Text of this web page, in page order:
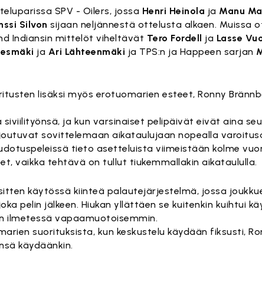
SPV - Oilers, jossa Henri Heinola ja Manu
Silvon sijaan neljännestä ottelusta alkaen. Muissa
Indiansin mittelöt viheltävät Tero Fordell ja Lasse
ja Ari Lähteenmäki ja TPS:n ja Happeen sarjan
lisäksi myös erotuomarien esteet, Ronny
ja kun varsinaiset pelipäivät eivät aina
sovittelemaan aikataulujaan nopealla
tieto asetteluista viimeistään kolme
vaikka tehtävä on tullut tiukemmallakin aikataululla.
käytössä kiinteä palautejärjestelmä, jossa
pelin jälkeen. Hiukan yllättäen se kuitenkin kuihtui
vapaamuotoisemmin.
suorituksista, kun keskustelu käydään fiksusti,
käydäänkin.